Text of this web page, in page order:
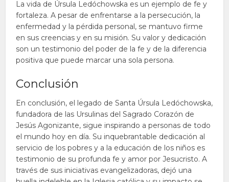
La vida de Úrsula Ledóchowska es un ejemplo de fe y
fortaleza. A pesar de enfrentarse a la persecución, la
enfermedad y la pérdida personal, se mantuvo firme
en sus creencias y en su misión. Su valor y dedicación
son un testimonio del poder de la fe y de la diferencia
positiva que puede marcar una sola persona.
Conclusión
En conclusión, el legado de Santa Úrsula Ledóchowska,
fundadora de las Ursulinas del Sagrado Corazón de
Jesús Agonizante, sigue inspirando a personas de todo
el mundo hoy en día. Su inquebrantable dedicación al
servicio de los pobres y a la educación de los niños es
testimonio de su profunda fe y amor por Jesucristo. A
través de sus iniciativas evangelizadoras, dejó una